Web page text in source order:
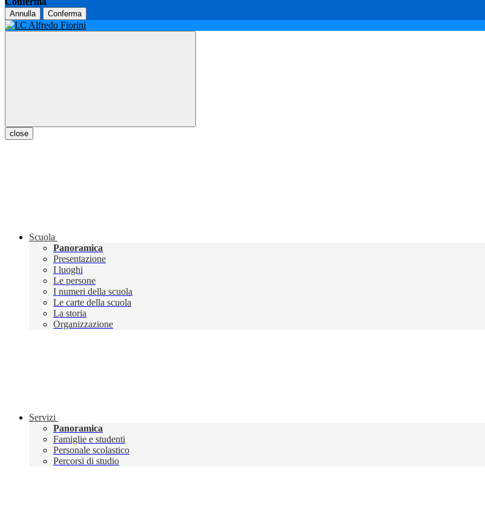
Annulla Conferma
close
Scuola
Panoramica
Presentazione
I luoghi
Le persone
I numeri della scuola
Le carte della scuola
La storia
Organizzazione
Servizi
Panoramica
Famiglie e studenti
Personale scolastico
Percorsi di studio